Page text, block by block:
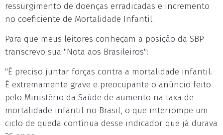
ressurgimento de doenças erradicadas e incremento
no coeficiente de Mortalidade Infantil.
Para que meus leitores conheçam a posição da SBP
transcrevo sua "Nota aos Brasileiros":
"É preciso juntar forças contra a mortalidade infantil.
É extremamente grave e preocupante o anúncio feito
pelo Ministério da Saúde de aumento na taxa de
mortalidade infantil no Brasil, o que interrompe um
ciclo de queda contínua desse indicador que já durava